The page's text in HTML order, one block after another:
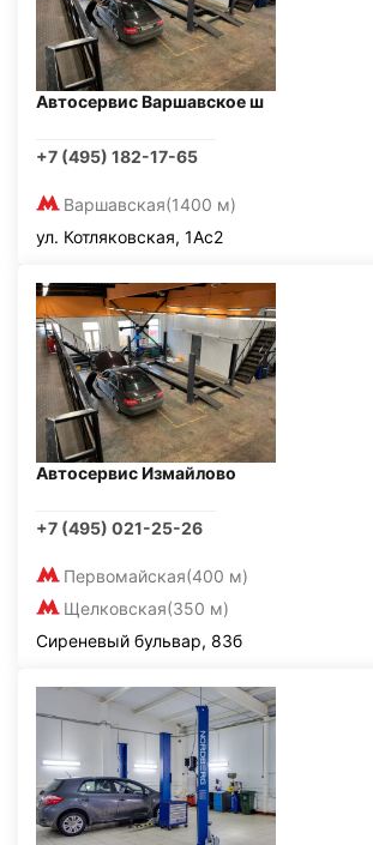
Автосервис Варшавское ш
+7 (495) 182-17-65
Варшавская(1400 м)
ул. Котляковская, 1Ас2
Автосервис Измайлово
+7 (495) 021-25-26
Первомайская(400 м)
Щелковская(350 м)
Сиреневый бульвар, 83б